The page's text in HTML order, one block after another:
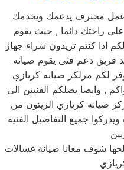
عمل محترف يدعمك ويخدمك
راحتك دائما , حيث يقوم
اذا كنتم تريدون شراء جهاز
فريق دعم فنى يقوم صيانه
لكم مرلكز صيانه كريازي
, وايضا يصلكم الفنيين الى
صيانه كريازي الزيتون من
جميع التفاصيل الفنية
شوف معانا صيانة غسالات